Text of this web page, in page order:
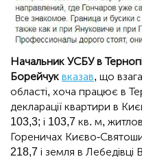
Начальник УСБУ в
Борейчук вказав, що
області, хоча працює в
декларації квартири в
103,3; і 103,7 кв. м,
Гореничах Києво-
218,7 і земля в